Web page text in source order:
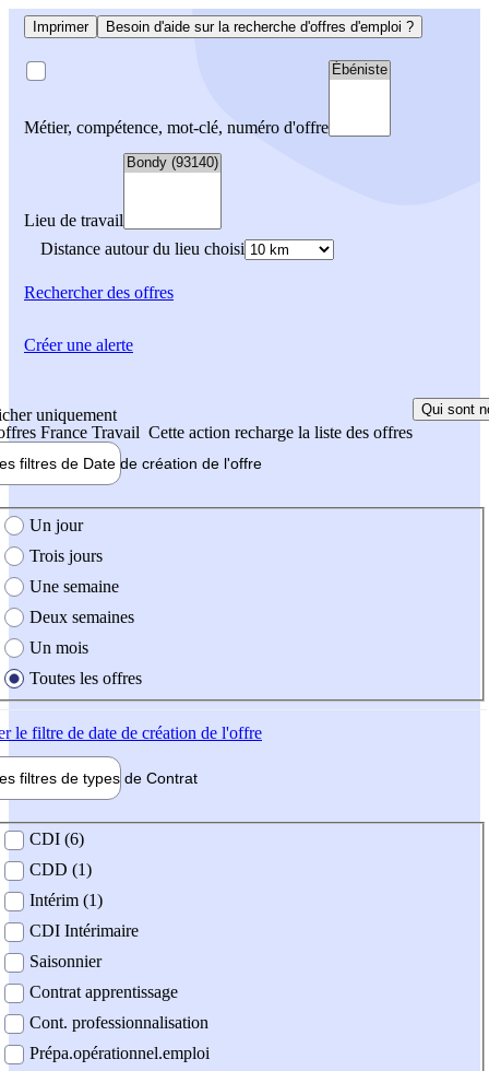
Imprimer Besoin d'aide sur la recherche d'offres d'emploi ?
Métier, compétence, mot-clé, numéro d'offre
Lieu de travail
Distance autour du lieu choisi
Rechercherdes offres
uniquement
France Travail Cette action recharge la liste des offres
Qui sont
filtres de Date de création de l'offre
création de l'offre
Un jour
Trois jours
Une semaine
Deux semaines
Un mois
Toutes les offres
le filtre de date de création de l'offre
filtres de types de Contrat
contrat
CDI (6)
CDD (1)
Intérim (1)
CDI Intérimaire
Saisonnier
Contrat apprentissage
Cont. professionnalisation
Prépa.opérationnel.emploi
Créer une alerte